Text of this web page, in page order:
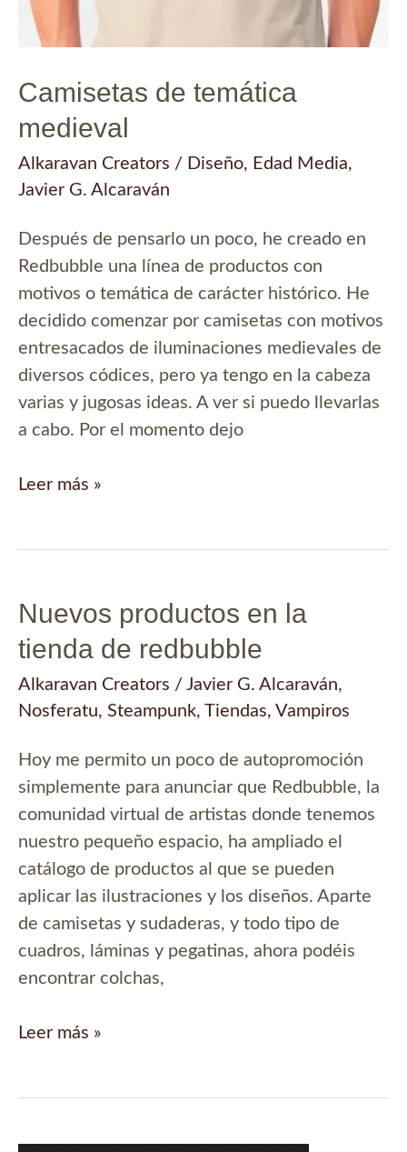
Camisetas de temática
medieval
Alkaravan Creators / Diseño, Edad Media,
Javier G. Alcaraván
Después de pensarlo un poco, he creado en
Redbubble una línea de productos con
motivos o temática de carácter histórico. He
decidido comenzar por camisetas con motivos
entresacados de iluminaciones medievales de
diversos códices, pero ya tengo en la cabeza
varias y jugosas ideas. A ver si puedo llevarlas
a cabo. Por el momento dejo
Camisetas
Leer más »
Nuevos productos en la
tienda de redbubble
Alkaravan Creators / Javier G. Alcaraván,
Nosferatu, Steampunk, Tiendas, Vampiros
Hoy me permito un poco de autopromoción
simplemente para anunciar que Redbubble, la
comunidad virtual de artistas donde tenemos
nuestro pequeño espacio, ha ampliado el
catálogo de productos al que se pueden
aplicar las ilustraciones y los diseños. Aparte
de camisetas y sudaderas, y todo tipo de
cuadros, láminas y pegatinas, ahora podéis
encontrar colchas,
Nuevos
tienda
Leer más »